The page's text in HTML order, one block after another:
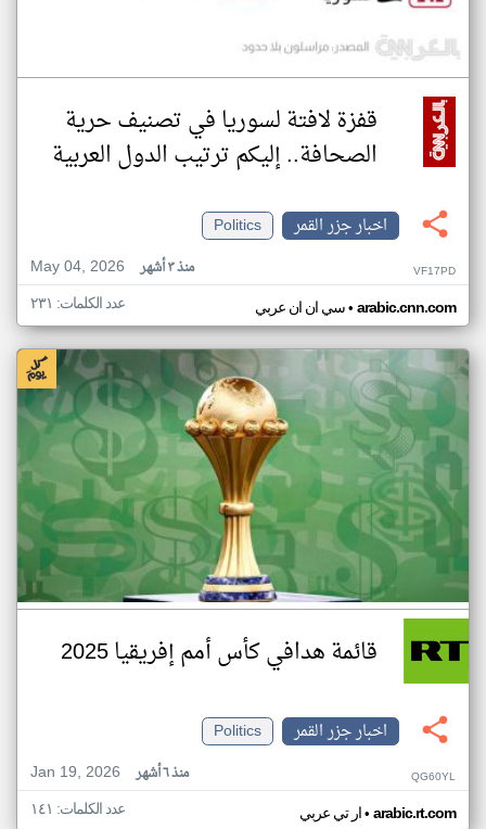
قفزة لافتة لسوريا في تصنيف حرية
الصحافة.. إليكم ترتيب الدول العربية
اخبار جزر القمر
Politics
May 04, 2026
منذ ٣ أشهر VF17PD
سي ان ان عربي• arabic.cnn.com عدد الكلمات: ٢٣١
قائمة هدافي كأس أمم إفريقيا 2025
اخبار جزر القمر
Politics
Jan 19, 2026
منذ ٦ أشهر QG60YL
ار تي عربي• arabic.rt.com عدد الكلمات: ١٤١